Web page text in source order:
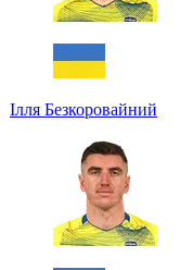
Ілля Безкоровайний